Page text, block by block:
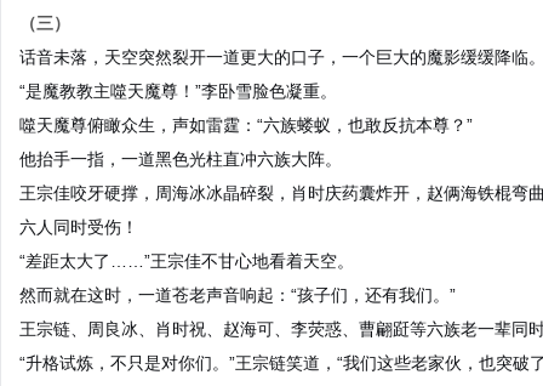
（三）
话音未落，天空突然裂开一道更大的口子，一个巨大的魔影缓缓降临
“是魔教教主噬天魔尊！”李卧雪脸色凝重。
噬天魔尊俯瞰众生，声如雷霆：“六族蝼蚁，也敢反抗本尊？”
他抬手一指，一道黑色光柱直冲六族大阵。
王宗佳咬牙硬撑，周海冰冰晶碎裂，肖时庆药囊炸开，赵俩海铁棍
六人同时受伤！
“差距太大了……”王宗佳不甘心地看着天空。
然而就在这时，一道苍老声音响起：“孩子们，还有我们。”
王宗链、周良冰、肖时祝、赵海可、李荧惑、曹翩跹等六族老一辈同
“升格试炼，不只是对你们。”王宗链笑道，“我们这些老家伙，也突破